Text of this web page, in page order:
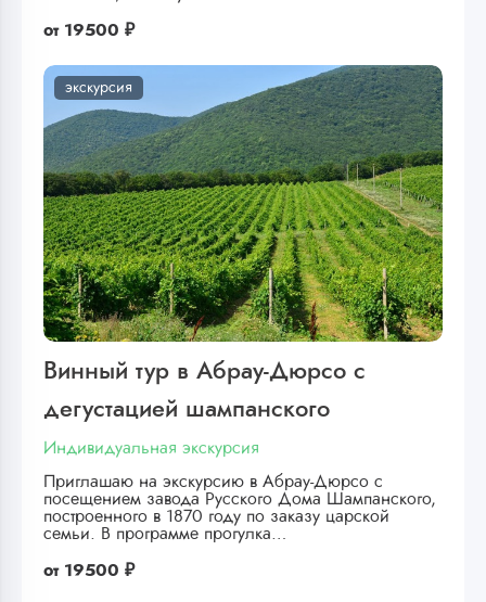
от 19500 ₽
экскурсия
Винный тур в Абрау-Дюрсо с
дегустацией шампанского
Индивидуальная экскурсия
Приглашаю на экскурсию в Абрау-Дюрсо с
посещением завода Русского Дома Шампанского,
построенного в 1870 году по заказу царской
семьи. В программе прогулка…
от 19500 ₽